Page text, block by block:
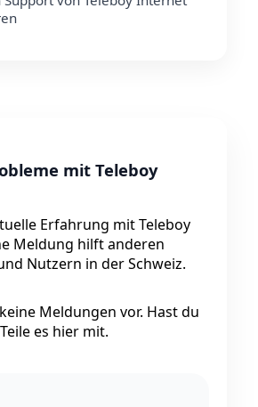
mit Teleboy
Erfahrung mit Teleboy
Meldung hilft anderen
Nutzern in der Schweiz.
Meldungen vor. Hast du
es hier mit.